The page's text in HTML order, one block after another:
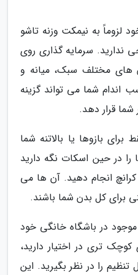
لزوماً به نیمکت وزنه تاشو
ندارید. سرمایه گذاری روی
های مختلف سبک، میانه و
اندام شما می تواند گزینه
شما قرار دهد.
بازوها یا بالاتنه شما
را در حین اسکات نگه دارید
انجام دهید. آن ها می
برای کل بدن شما باشند.
در باشگاه خانگی خود
کوچک تری در اختیار دارید،
را در نظر بگیرید. این